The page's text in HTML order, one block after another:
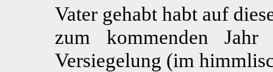
Vater gehabt habt auf
zum kommenden
Versiegelung (im